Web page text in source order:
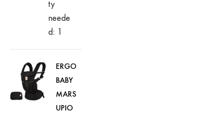
ty
neede
d: 1
ERGO
BABY
MARS
UPIO